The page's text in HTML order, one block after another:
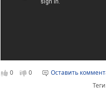
0 0
Оставить